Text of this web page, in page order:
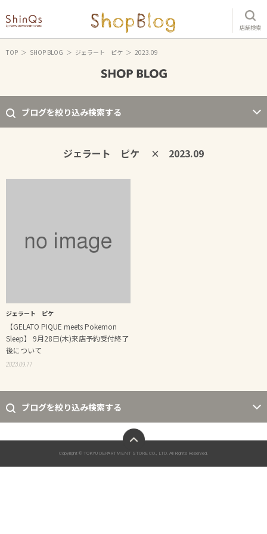
店舗検索
TOP SHOP BLOG ジェラート ピケ 2023.09
ブログを絞り込み検索する
ジェラート ピケ × 2023.09
ジェラート ピケ
【GELATO PIQUE meets Pokemon
Sleep】 9月28日(木)来店予約受付終了
後について
2023.09.11
ブログを絞り込み検索する
Copyright © TOKYU DEPARTMENT STORE CO., LTD. All Rights Reserved.